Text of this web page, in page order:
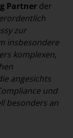
Partner der
zur
insbesondere
komplexen,
angesichts
und
besonders an